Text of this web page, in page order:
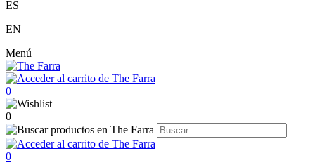
ES
EN
Menú
0
0
0